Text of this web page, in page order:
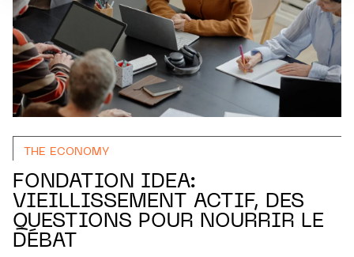
THE ECONOMY
FONDATION IDEA:
VIEILLISSEMENT ACTIF, DES
QUESTIONS POUR NOURRIR LE
DÉBAT